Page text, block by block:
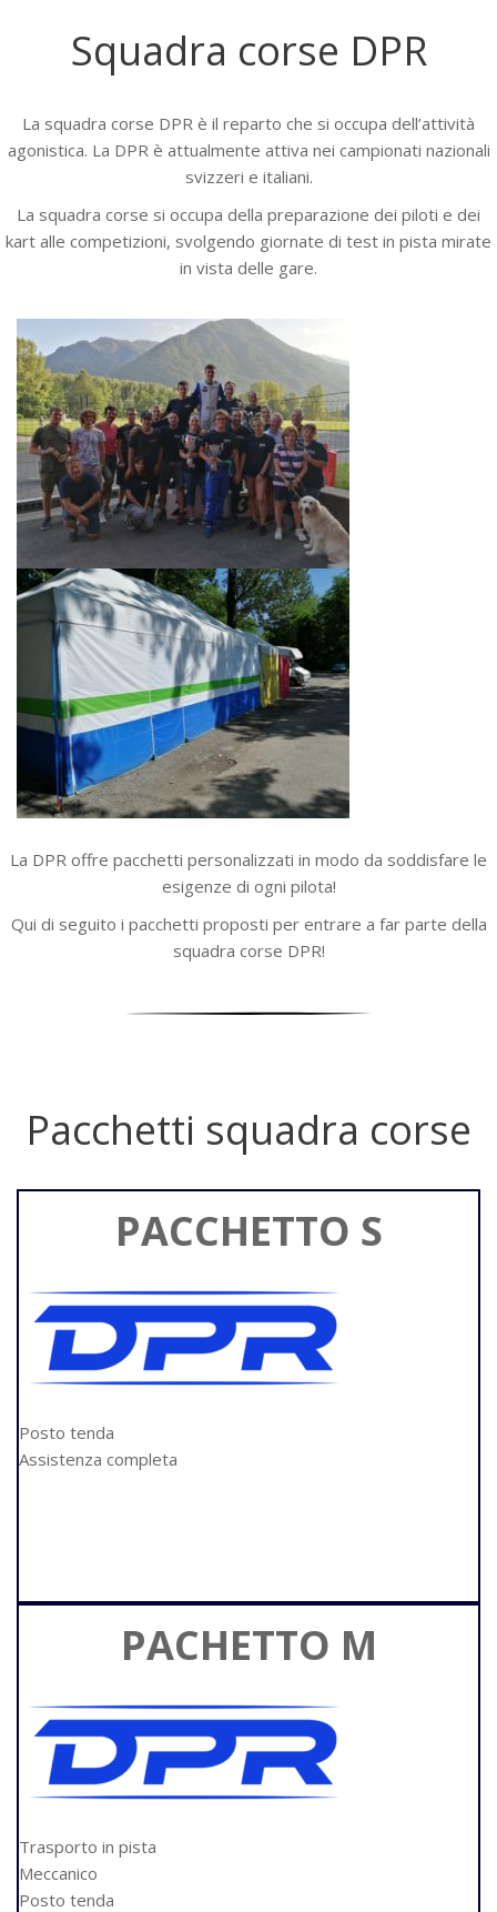
Squadra corse DPR
La squadra corse DPR è il reparto che si occupa dell’attività
agonistica. La DPR è attualmente attiva nei campionati nazionali
svizzeri e italiani.
La squadra corse si occupa della preparazione dei piloti e dei
kart alle competizioni, svolgendo giornate di test in pista mirate
in vista delle gare.
La DPR offre pacchetti personalizzati in modo da soddisfare le
esigenze di ogni pilota!
Qui di seguito i pacchetti proposti per entrare a far parte della
squadra corse DPR!
Pacchetti squadra corse
PACCHETTO S
Posto tenda
Assistenza completa
PACHETTO M
Trasporto in pista
Meccanico
Posto tenda